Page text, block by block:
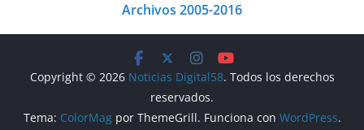
Archivos 2005-2016
Copyright © 2026 Noticias Digital58. Todos los derechos
reservados.
Tema: ColorMagpor ThemeGrill. Funciona con WordPress.